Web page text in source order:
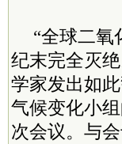
“全球二氧
纪末完全灭
学家发出如
气候变化小
次会议。与